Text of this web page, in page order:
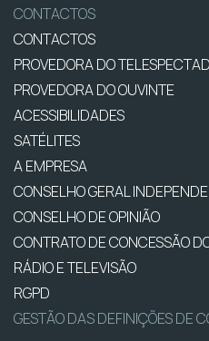
CONTACTOS
CONTACTOS
PROVEDORA DO
PROVEDORA DO OUVINTE
ACESSIBILIDADES
SATÉLITES
A EMPRESA
CONSELHO GERAL
CONSELHO DE OPINIÃO
CONTRATO DE CONCESSÃO
RÁDIO E TELEVISÃO
RGPD
GESTÃO DAS DEFINIÇÕES DE